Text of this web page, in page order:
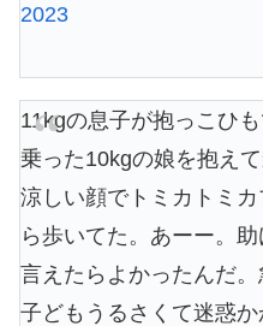
2023
11kgの息子が抱っこひ
乗った10kgの娘を抱え
涼しい顔でトミカトミ
ら歩いてた。あーー。
言えたらよかったんだ
子どもうるさくて迷惑か